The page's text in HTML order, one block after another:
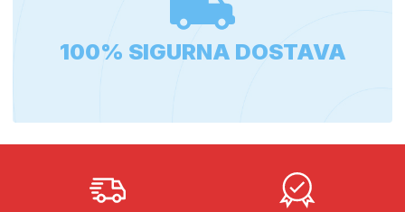
100% SIGURNA DOSTAVA